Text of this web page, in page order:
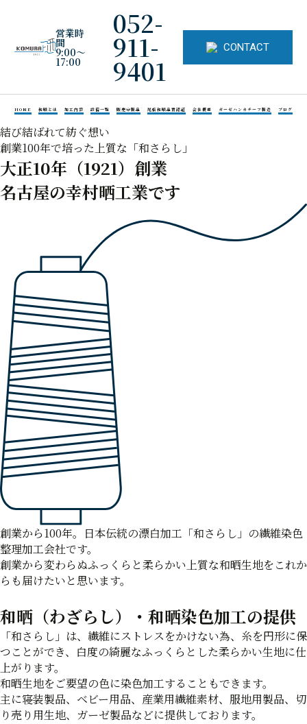
営業時
間
9:00～
17:00
052-
911-
9401
CONTACT
HOME 和晒とは 加工内容 設備一覧 販売中製品 尾張和晒品質認証 会社概要 ガーゼハンカチーフ製造 ブログ
結び結ばれて紡ぐ想い
創業100年で培った上質な 「和さらし」
大正10年（1921）創業
名古屋の幸村晒工業です
創業から100年。日本伝統の漂白加工「和さらし」の繊維染色
整理加工会社です。
創業から変わらぬふっくらと柔らかい上質な和晒生地をこれか
らも届けたいと思います。
和晒（わざらし）・和晒染色加工の提供
「和さらし」は、繊維にストレスをかけない為、糸を円形に保
つことができ、白度の綺麗なふっくらとした柔らかい生地に仕
上がります。
和晒生地をご要望の色に染色加工することもできます。
主に寝装製品、ベビー用品、産業用繊維素材、服地用製品、切
り売り用生地、ガーゼ製品などに提供しております。